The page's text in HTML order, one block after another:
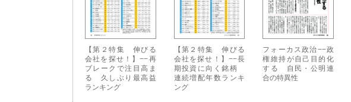
【第２特集 伸びる
会社を探せ！】−−再
ブレークで注目高ま
る 久しぶり最高益
ランキング
【第２特集 伸びる
会社を探せ！】−−長
期投資に向く銘柄
連続増配年数ランキ
ング
フォーカス政治−−政
権維持が自己目的化
する 自民・公明連
合の特異性